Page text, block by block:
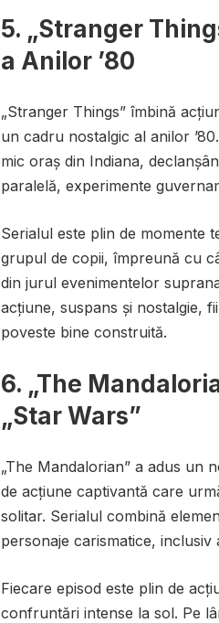
5. „Stranger
a Anilor ’80
„Stranger Things” îmbină
un cadru nostalgic al anilor
mic oraș din Indiana,
paralelă, experimente
Serialul este plin de momente
grupul de copii, împreună cu
din jurul evenimentelor
acțiune, suspans și nostalgie,
poveste bine construită.
6. „The
„Star Wars”
„The Mandalorian” a adus un
de acțiune captivantă care
solitar. Serialul combină
personaje carismatice, inclusiv
Fiecare episod este plin de
confruntări intense la sol. Pe